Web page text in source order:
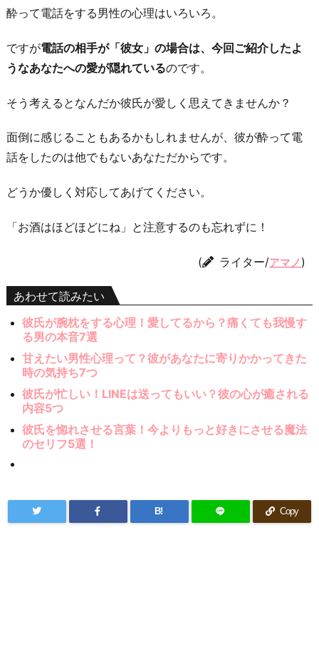
酔って電話をする男性の心理はいろいろ。
ですが電話の相手が「彼女」の場合は、今回ご紹介したよ
うなあなたへの愛が隠れているのです。
そう考えるとなんだか彼氏が愛しく思えてきませんか？
面倒に感じることもあるかもしれませんが、彼が酔って電
話をしたのは他でもないあなただからです。
どうか優しく対応してあげてください。
「お酒はほどほどにね」と注意するのも忘れずに！
( ライター/アマノ )
あわせて読みたい
彼氏が腕枕をする心理！愛してるから？痛くても我慢す
る男の本音7選
甘えたい男性心理って？彼があなたに寄りかかってきた
時の気持ち7つ
彼氏が忙しい！LINEは送ってもいい？彼の心が癒される
内容5つ
彼氏を惚れさせる言葉！今よりもっと好きにさせる魔法
のセリフ5選！
B! Copy